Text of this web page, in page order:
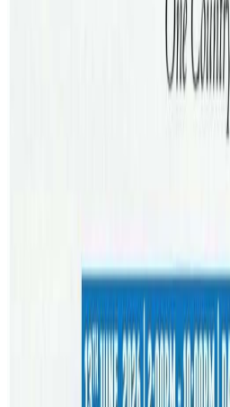
छन् । गएको सोमबार समद्री
झण्डै २७० ह्वेल देखिएका थिए ।
निरीक्षणका क्रममा नजिकै अर्को
अवस्था देखिएका थिए । दुवै स्थानका
गरिएको छ । यो घटनालाई भने
यकिन कारण खुलिसकेको छैन । यद्यपी
विभिन्न प्रजातिका ह्वेल माछाहरुले
बसाइसराई गर्ने गरेका छन् । यस्तो
ह्वेलले आफ्नो नेता पछ्याउने गर्छन ।
समाउदा गन्तव्यको साटो किनारमा